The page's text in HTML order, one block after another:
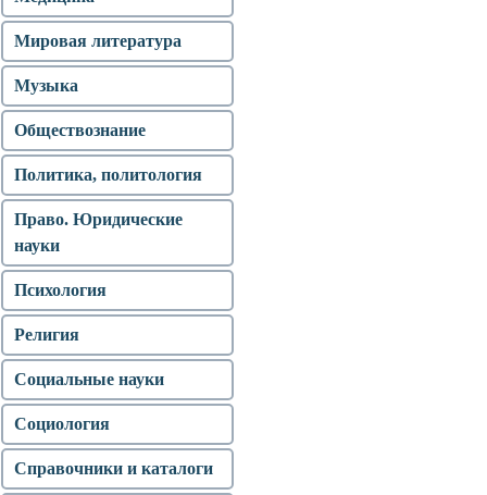
Мировая литература
Музыка
Обществознание
Политика, политология
Право. Юридические
науки
Психология
Религия
Социальные науки
Социология
Справочники и каталоги